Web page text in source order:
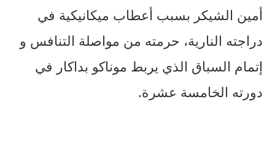
أمين الشيكر بسبب أعطاب ميكانيكية في
دراجته النارية، حرمته من مواصلة التنافس و
إتمام السباق الذي يربط موناكو بداكار في
دورته الخامسة عشرة.